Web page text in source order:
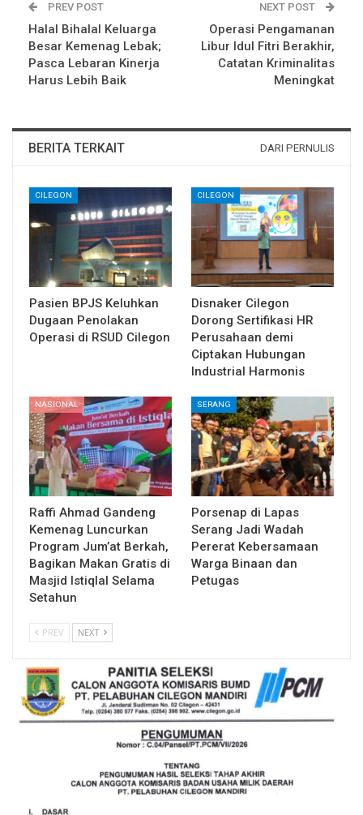
PREV POST
Halal Bihalal Keluarga
Besar Kemenag Lebak;
Pasca Lebaran Kinerja
Harus Lebih Baik
NEXT POST
Operasi Pengamanan
Libur Idul Fitri Berakhir,
Catatan Kriminalitas
Meningkat
BERITA TERKAIT DARI PERNULIS
CILEGON
Pasien BPJS Keluhkan
Dugaan Penolakan
Operasi di RSUD Cilegon
CILEGON
Disnaker Cilegon
Dorong Sertifikasi HR
Perusahaan demi
Ciptakan Hubungan
Industrial Harmonis
NASIONAL
Raffi Ahmad Gandeng
Kemenag Luncurkan
Program Jum’at Berkah,
Bagikan Makan Gratis di
Masjid Istiqlal Selama
Setahun
SERANG
Porsenap di Lapas
Serang Jadi Wadah
Pererat Kebersamaan
Warga Binaan dan
Petugas
PREV NEXT